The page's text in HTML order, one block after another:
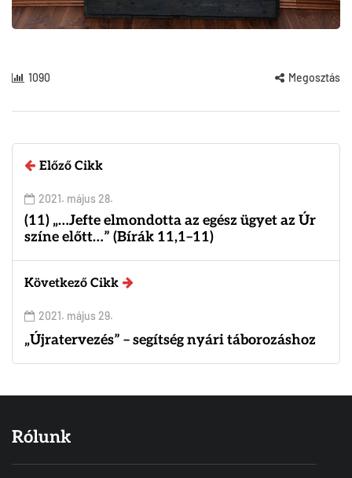
1090 Megosztás
Előző Cikk
2021. május 28.
(11) „…Jefte elmondotta az egész ügyet az Úr
színe előtt…” (Bírák 11,1–11)
Következő Cikk
2021. május 29.
„Újratervezés” – segítség nyári táborozáshoz
Rólunk